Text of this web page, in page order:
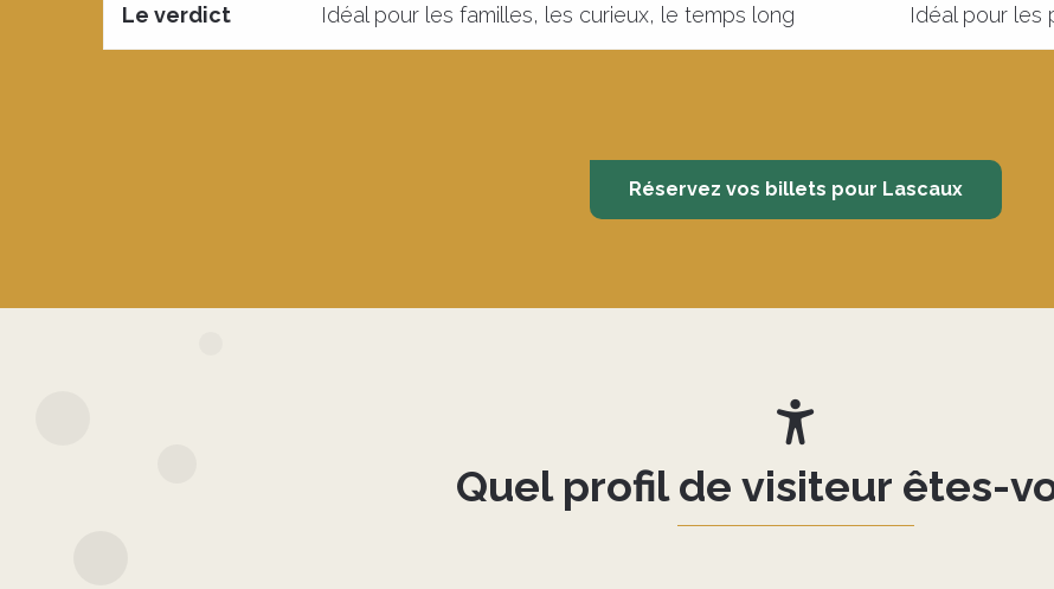
Le verdict Idéal pour les familles, les curieux, le temps long Idéal pour les
Réservez vos billets pour Lascaux
Quel profil de visiteur êtes-